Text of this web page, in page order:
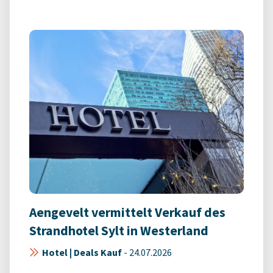
Aengevelt vermittelt Verkauf des
Strandhotel Sylt in Westerland
Hotel | Deals Kauf - 24.07.2026